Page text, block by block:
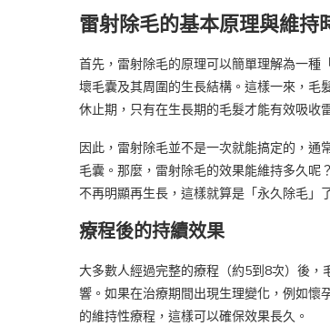
雷射除毛的基本原理與維持
首先，雷射除毛的原理可以簡單理解為一種
壞毛囊及其周圍的生長結構。這樣一來，毛
休止期，只有在生長期的毛髮才能有效吸收
因此，雷射除毛並不是一次就能搞定的，通
毛囊。那麼，雷射除毛的效果能維持多久
不再明顯再生長，這樣就算是「永久除毛」
療程後的持續效果
大多數人經過完整的療程（約5到8次）後
響。如果在治療期間出現生理變化，例如懷
的維持性療程，這樣可以確保效果長久。